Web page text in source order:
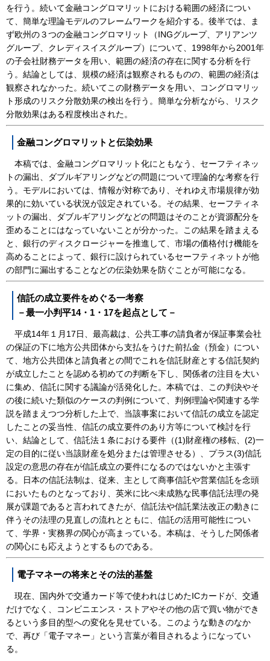
を行う。続いて金融コングロマリットにおける範囲の経済につい
て、簡単な理論モデルのフレームワークを紹介する。後半では、ま
ず欧州の３つの金融コングロマリット（INGグループ、アリアンツ
グループ、クレディスイスグループ）について、1998年から2001年
の子会社財務データを用い、範囲の経済の存在に関する分析を行
う。結論としては、規模の経済は観察されるものの、範囲の経済は
観察されなかった。続いてこの財務データを用い、コングロマリッ
ト形成のリスク分散効果の検出を行う。簡単な分析ながら、リスク
分散効果はある程度検出された。
金融コングロマリットと伝染効果
本稿では、金融コングロマリット化にともなう、セーフティネッ
トの漏出、ダブルギアリングなどの問題について理論的な考察を行
う。モデルにおいては、情報が対称であり、それゆえ市場規律が効
果的に効いている状況が設定されている。その結果、セーフティネ
ットの漏出、ダブルギアリングなどの問題はそのことが資源配分を
歪めることにはなっていないことが分かった。この結果を踏まえる
と、銀行のディスクロージャーを推進して、市場の価格付け機能を
高めることによって、銀行に設けられているセーフティネットが他
の部門に漏出することなどの伝染効果を防ぐことが可能になる。
信託の成立要件をめぐる一考察
－最一小判平14・1・17を起点として－
平成14年１月17日、最高裁は、公共工事の請負者が保証事業会社
の保証の下に地方公共団体から支払をうけた前払金（預金）につい
て、地方公共団体と請負者との間でこれを信託財産とする信託契約
が成立したことを認める初めての判断を下し、関係者の注目を大い
に集め、信託に関する議論が活発化した。本稿では、この判決やそ
の後に続いた類似のケースの判例について、判例理論や関連する学
説を踏まえつつ分析した上で、当該事案において信託の成立を認定
したことの妥当性、信託の成立要件のあり方等について検討を行
い、結論として、信託法１条における要件（(1)財産権の移転、(2)一
定の目的に従い当該財産を処分または管理させる）、プラス(3)信託
設定の意思の存在が信託成立の要件になるのではないかと主張す
る。日本の信託法制は、従来、主として商事信託や営業信託を念頭
においたものとなっており、英米に比べ未成熟な民事信託法理の発
展が課題であると言われてきたが、信託法や信託業法改正の動きに
伴うその法理の見直しの流れとともに、信託の活用可能性につい
て、学界・実務界の関心が高まっている。本稿は、そうした関係者
の関心にも応えようとするものである。
電子マネーの将来とその法的基盤
現在、国内外で交通カード等で使われはじめたICカードが、交通
だけでなく、コンビニエンス・ストアやその他の店で買い物ができ
るという多目的型への変化を見せている。このような動きのなか
で、再び「電子マネー」という言葉が着目されるようになってい
る。